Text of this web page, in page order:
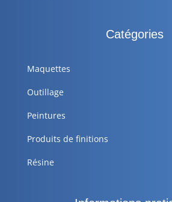
Catégories
Maquettes
Outillage
Peintures
Produits de finitions
Résine